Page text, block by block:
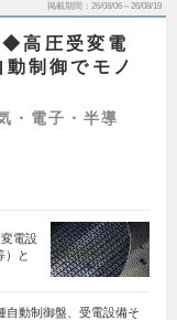
掲載期間 26/08/06～26/08/19
◆高圧受変電
制御でモノ
・電子・半導
電設
）と
自動制御盤、受電設備そ